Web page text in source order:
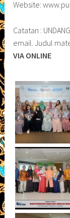
Website:
Catatan :
email. Judul
VIA ONLINE